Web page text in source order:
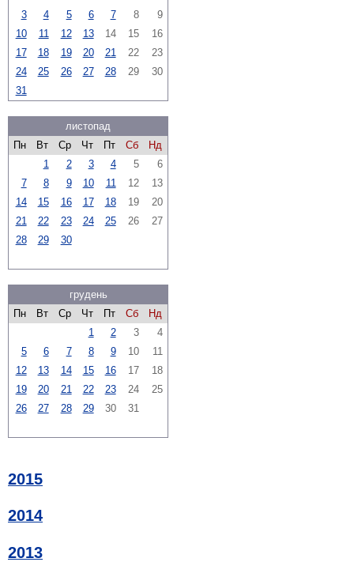
3
4 5 6 7 8
9
10
11 12 13 14 15
16
17
18 19 20 21 22
23
24
25 26 27 28 29
30
31
листопад
Пн
Вт Ср Чт Пт Сб
Нд
1
2 3 4 5
6
7
8 9 10 11 12
13
14
15 16 17 18 19
20
21
22 23 24 25 26
27
28
29 30
грудень
Пн
Вт Ср Чт Пт Сб
Нд
1
2 3
4
5
6 7 8 9 10
11
12
13 14 15 16 17
18
19
20 21 22 23 24
25
26
27 28 29 30 31
2015
2014
2013